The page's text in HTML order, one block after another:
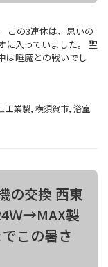
この3連休は、思いの
に入っていました。 聖
は睡魔との戦いでし
工業製, 横須賀市, 浴室
の交換 西東
Ｗ→MAX製
この暑さ